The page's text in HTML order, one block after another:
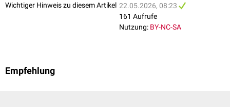
Wichtiger Hinweis zu diesem Artikel 22.05.2026, 08:23
161 Aufrufe
Nutzung: BY-NC-SA
Empfehlung